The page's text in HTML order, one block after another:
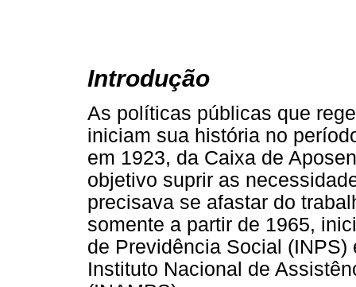
Introdução
As políticas públicas que
iniciam sua história no
em 1923, da Caixa de
objetivo suprir as
precisava se afastar do
somente a partir de 1965,
de Previdência Social
Instituto Nacional de